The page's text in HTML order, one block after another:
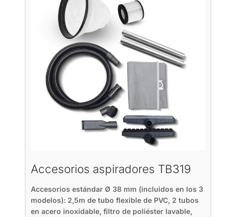
Accesorios aspiradores TB319
Accesorios estándar Ø 38 mm (incluidos en los 3
modelos): 2,5m de tubo flexible de PVC, 2 tubos
en acero inoxidable, filtro de poliéster lavable,